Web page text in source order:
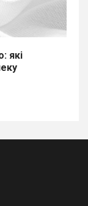
які